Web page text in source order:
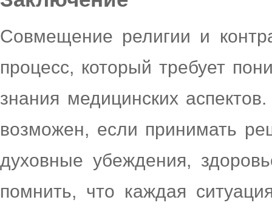
Совмещение религии и
процесс, который требует
знания медицинских
возможен, если принимать
духовные убеждения,
помнить, что каждая